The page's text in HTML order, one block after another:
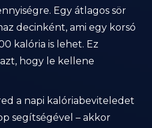
Egy átlagos sör
decinként, ami egy korsó
kalória is lehet. Ez
hogy le kellene
a napi kalóriabeviteledet
segítségével – akkor